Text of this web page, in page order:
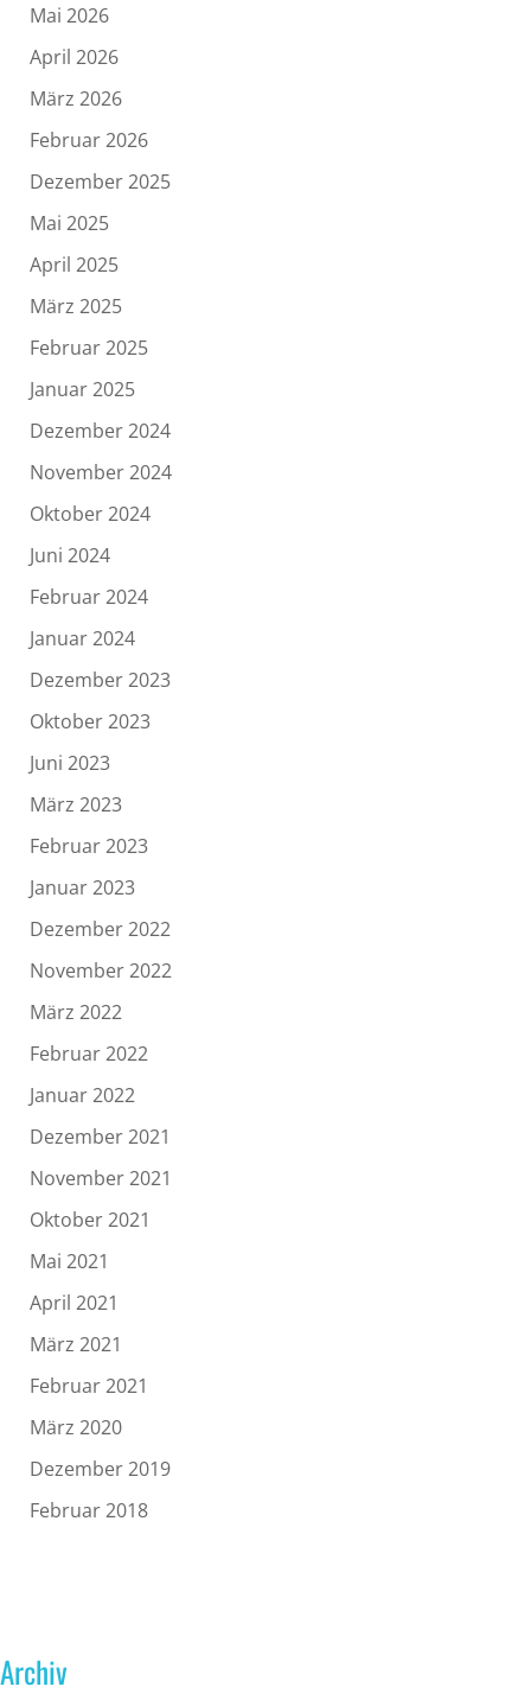
Mai 2026
April 2026
März 2026
Februar 2026
Dezember 2025
Mai 2025
April 2025
März 2025
Februar 2025
Januar 2025
Dezember 2024
November 2024
Oktober 2024
Juni 2024
Februar 2024
Januar 2024
Dezember 2023
Oktober 2023
Juni 2023
März 2023
Februar 2023
Januar 2023
Dezember 2022
November 2022
März 2022
Februar 2022
Januar 2022
Dezember 2021
November 2021
Oktober 2021
Mai 2021
April 2021
März 2021
Februar 2021
März 2020
Dezember 2019
Februar 2018
Archiv